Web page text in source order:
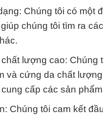
Chúng tôi có một
chúng tôi tìm ra
lượng cao:
và cứng da chất
cấp các sản
Chúng tôi cam kết